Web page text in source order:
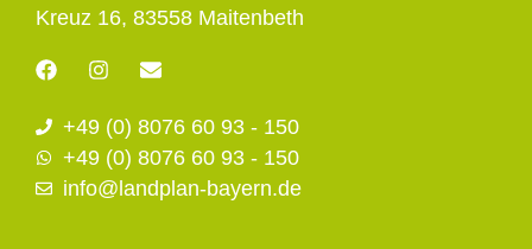
Kreuz 16, 83558 Maitenbeth
F
a
e
b
o
o
I
n
t
a
g
r
E
e
l
o
p
+49 (0) 8076 60 93 - 150
+49 (0) 8076 60 93 - 150
info@landplan-bayern.de